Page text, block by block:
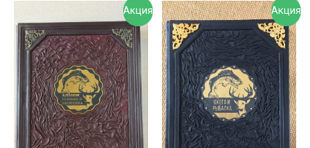
Акция Акция